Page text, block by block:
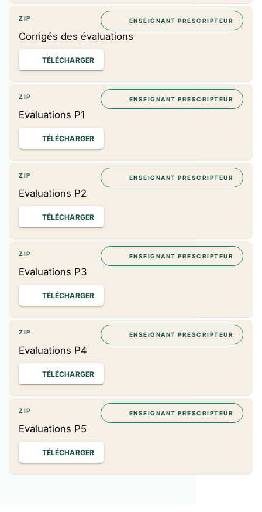
ZIP
Corrigés des évaluations
ENSEIGNANT PRESCRIPTEUR
TÉLÉCHARGER
ZIP
Evaluations P1
ENSEIGNANT PRESCRIPTEUR
TÉLÉCHARGER
ZIP
Evaluations P2
ENSEIGNANT PRESCRIPTEUR
TÉLÉCHARGER
ZIP
Evaluations P3
ENSEIGNANT PRESCRIPTEUR
TÉLÉCHARGER
ZIP
Evaluations P4
ENSEIGNANT PRESCRIPTEUR
TÉLÉCHARGER
ZIP
Evaluations P5
ENSEIGNANT PRESCRIPTEUR
TÉLÉCHARGER